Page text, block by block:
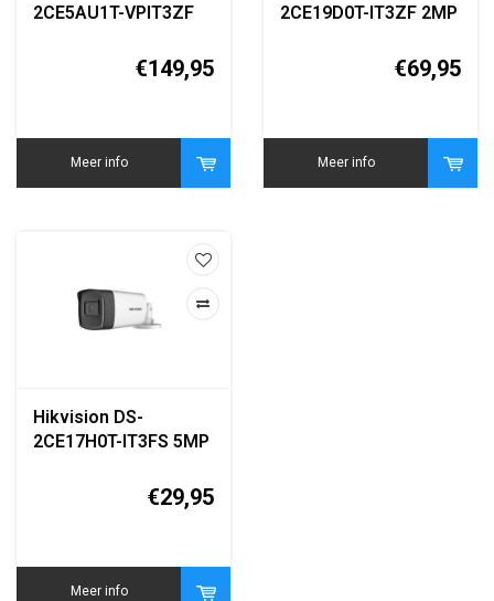
2CE5AU1T-VPIT3ZF
Varifocal Turbo HD
€149,95
Meer info
2CE19D0T-IT3ZF 2MP
€69,95
Meer info
Hikvision DS-
2CE17H0T-IT3FS 5MP
€29,95
Meer info